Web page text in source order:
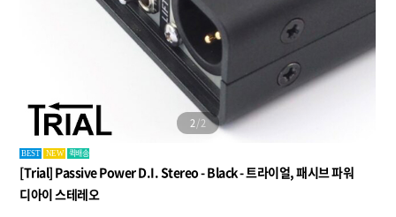
1/2
BEST NEW 퀵배송
[Trial] Passive Power D.I. Stereo - Black - 트라이얼, 패시브 파워
디아이 스테레오